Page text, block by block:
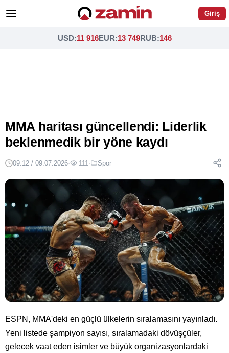
Giriş
USD:11 916EUR:13 749RUB:146
MMA haritası güncellendi: Liderlik
beklenmedik bir yöne kaydı
09:12 / 09.07.2026· 111 · Spor
ESPN, MMA'deki en güçlü ülkelerin sıralamasını yayınladı.
Yeni listede şampiyon sayısı, sıralamadaki dövüşçüler,
gelecek vaat eden isimler ve büyük organizasyonlardaki